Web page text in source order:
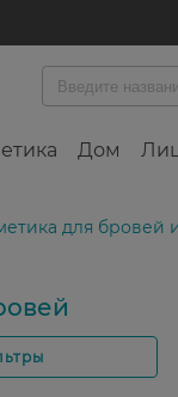
Дом
для бровей